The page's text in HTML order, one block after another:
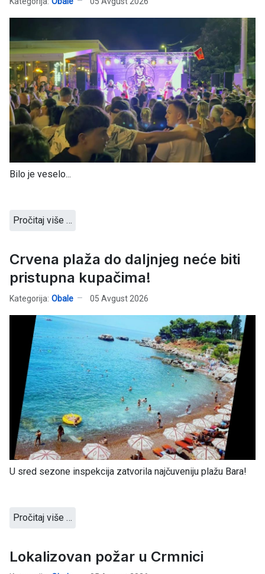
Bilo je veselo...
Pročitaj više …
Crvena plaža do daljnjeg neće biti
pristupna kupačima!
Kategorija: Obale 05 Avgust 2026
U sred sezone inspekcija zatvorila najčuveniju plažu Bara!
Pročitaj više …
Lokalizovan požar u Crmnici